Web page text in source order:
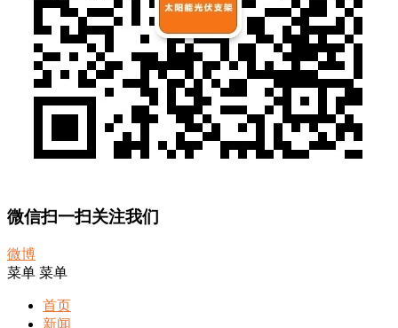
微信扫一扫关注我们
微博
菜单 菜单
首页
新闻